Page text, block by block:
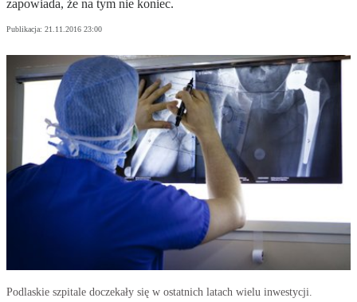
zapowiada, że na tym nie koniec.
Publikacja: 21.11.2016 23:00
Podlaskie szpitale doczekały się w ostatnich latach wielu inwestycji.